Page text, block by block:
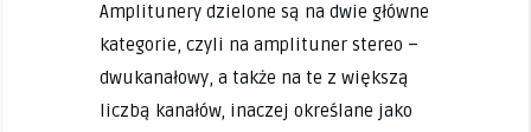
Amplitunery dzielone są na dwie główne
kategorie, czyli na amplituner stereo –
dwukanałowy, a także na te z większą
liczbą kanałów, inaczej określane jako